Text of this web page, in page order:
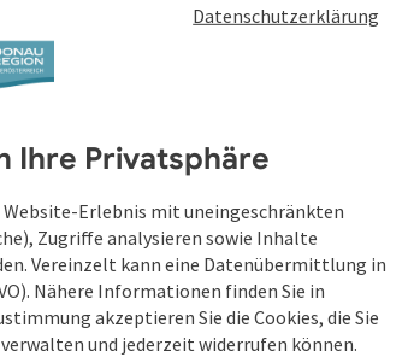
PDF
Anfrage
Zur
Datenschutzerklärung
Ihre Privatsphäre
Erlebnis mit uneingeschränkten
Zugriffe analysieren sowie Inhalte
Vereinzelt kann eine Datenübermittlung in
Nähere Informationen finden Sie in
akzeptieren Sie die Cookies, die Sie
und jederzeit widerrufen können.